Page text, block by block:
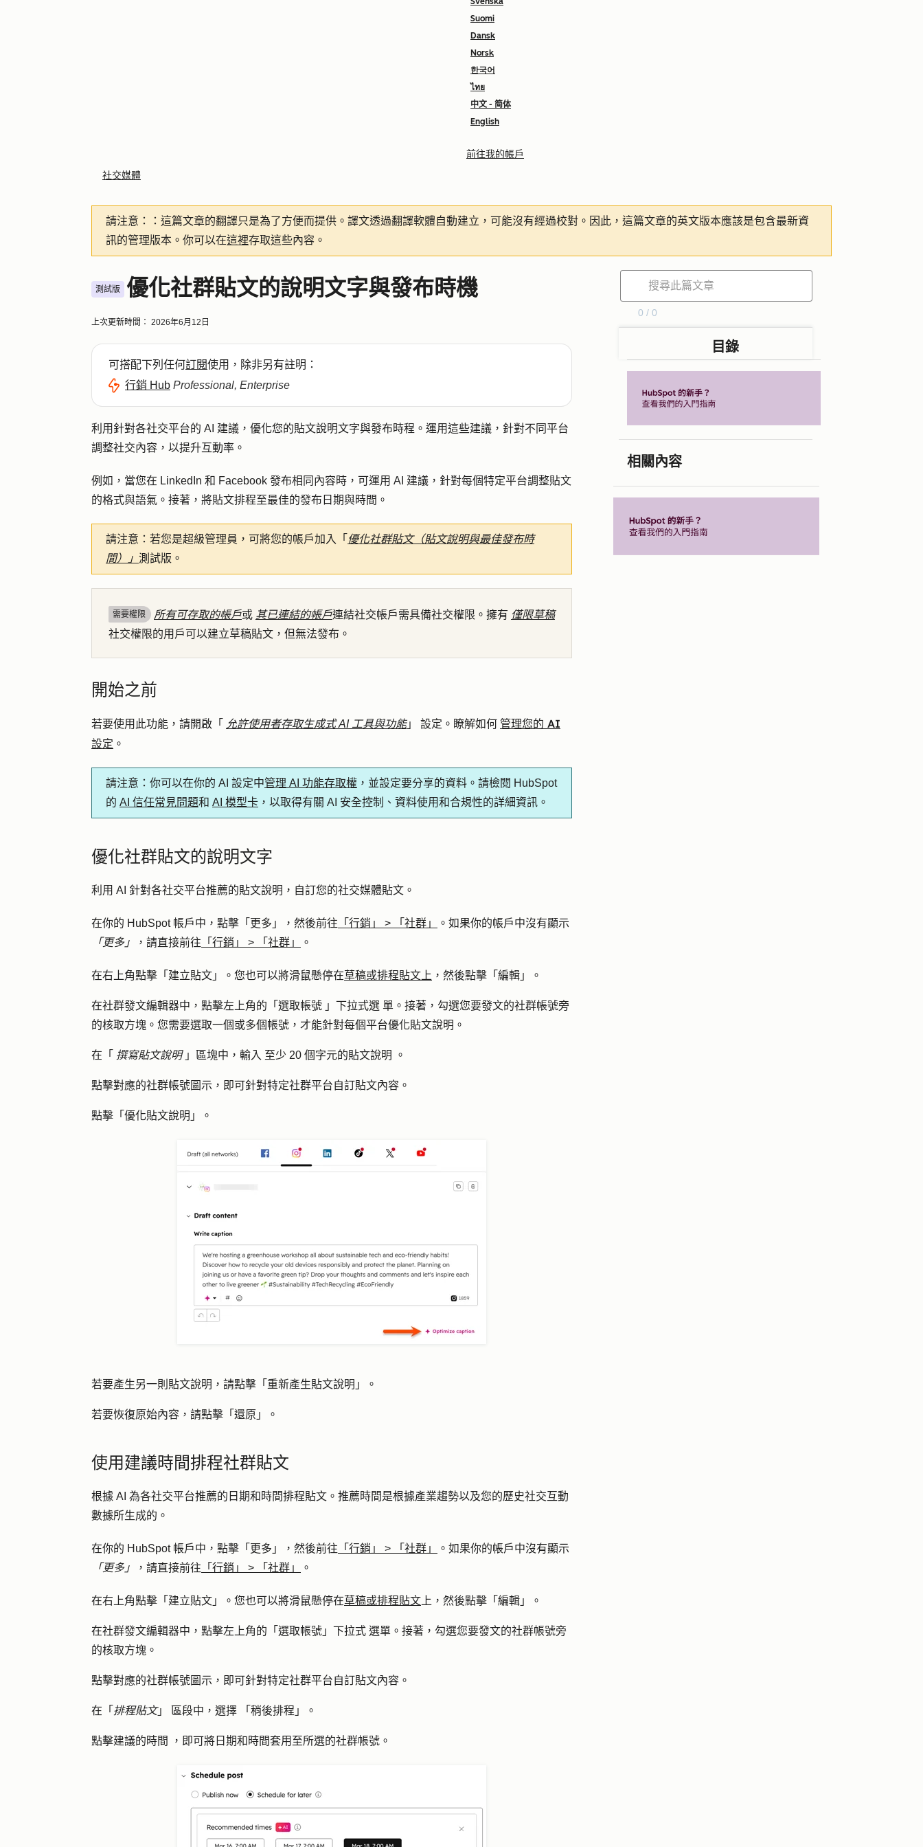
Suomi
Dansk
Norsk
한국어
ไทย
中文 - 简体
English
前往我的帳戶
社交媒體
請注意：
：這篇文章的翻譯只是為了方便而提供。譯文透過翻譯軟體自動建立，可能沒有經過校對。因此，這篇文章的英文版本應該是包含最新資
訊的管理版本。你可以在這裡存取這些內容。
測試版 優化社群貼文的說明文字與發布時機
上次更新時間： 2026年6月12日
可搭配下列任何訂閱使用，除非另有註明：
行銷 Hub Professional, Enterprise
利用針對各社交平台的 AI 建議，優化您的貼文說明文字與發布時程。運用這些建議，針對不同平台
調整社交內容，以提升互動率 。
例如，當您在 LinkedIn 和 Facebook 發布相同內容時，可運用 AI 建議，針對每個特定平台調整貼文
的格式與語氣。接著，將貼文排程至最佳的發布日期與時間。
請注意： 若您是超級管理員，可將您的帳戶加入「 優化社群貼文（貼文說明與最佳發布時
間）」 測試版。
需要權限 所有可存取的帳戶或 其已連結的帳戶連結社交帳戶需具備社交權限。擁有 僅限草稿
社交權限的用戶可以建立草稿貼文，但無法發布。
開始之前
若要使用此功能，請開啟「 允許使用者存取生成式 AI 工具與功能」 設定。瞭解如何 管理您的 AI
設定 。
請注意 ：你可以在你的 AI 設定中管理 AI 功能存取權 ，並設定要分享的資料。請檢閱 HubSpot
的 AI 信任常見問題和 AI 模型卡 ，以取得有關 AI 安全控制、資料使用和合規性的詳細資訊。
優化社群貼文的說明文字
利用 AI 針對各社交平台推薦的貼文說明，自訂您的社交媒體貼文。
在你的 HubSpot 帳戶中，點擊 「更多」 ，然後前往 「行銷」 > 「社群」
。如果你的帳戶中沒有顯示
「更多」
，請直接前往 「行銷」 > 「社群」 。
在右上角點擊「 建立貼文 」。您也可以將滑鼠懸停在草稿或排程貼文上 ，然後點擊「 編輯」 。
在社群發文編輯器中，點擊左上角的「 選取帳號 」 下拉式選 單。接著，勾選您要發文的社群帳號旁
的核取方塊 。您需要選取一個或多個帳號，才能針對每個平台優化貼文說明。
在「 撰寫貼文說明 」區塊中，輸入 至少 20 個字元的貼文說明 。
點擊對應的社群帳號圖示 ，即可針對特定社群平台自訂貼文內容。
點擊「 優化貼文說明 」。
若要產生另一則貼文說明，請點擊「 重新產生貼文說明 」。
若要恢復原始內容，請點擊「 還原」 。
使用建議時間排程社群貼文
根據 AI 為各社交平台推薦的日期和時間排程貼文。推薦時間是根據產業趨勢以及您的歷史社交互動
數據所生成的。
在你的 HubSpot 帳戶中，點擊 「更多」 ，然後前往 「行銷」 > 「社群」
。如果你的帳戶中沒有顯示
「更多」
，請直接前往 「行銷」 > 「社群」 。
在右上角點擊「 建立貼文 」。您也可以將滑鼠懸停在草稿或排程貼文 上，然後點擊 「編輯」 。
在社群發文編輯器中，點擊左上角的「 選取帳號」下拉式 選單。接著，勾選您要發文的社群帳號旁
的核取方塊 。
點擊對應的社群帳號圖示 ，即可針對特定社群平台自訂貼文內容。
在「 排程貼文」 區段中，選擇 「 稍後排程 」。
點擊建議的時間 ，即可將日期和時間套用至所選的社群帳號。
0 / 0
目錄
相關內容